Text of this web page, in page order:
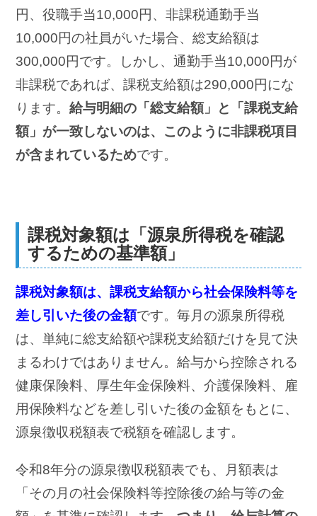
円、役職手当10,000円、非課税通勤手当
10,000円の社員がいた場合、総支給額は
300,000円です。しかし、通勤手当10,000円が
非課税であれば、課税支給額は290,000円にな
ります。給与明細の「総支給額」と「課税支給
額」が一致しないのは、このように非課税項目
が含まれているためです。
課税対象額は「源泉所得税を確認
するための基準額」
課税対象額は、課税支給額から社会保険料等を
差し引いた後の金額です。毎月の源泉所得税
は、単純に総支給額や課税支給額だけを見て決
まるわけではありません。給与から控除される
健康保険料、厚生年金保険料、介護保険料、雇
用保険料などを差し引いた後の金額をもとに、
源泉徴収税額表で税額を確認します。
令和8年分の源泉徴収税額表でも、月額表は
「その月の社会保険料等控除後の給与等の金